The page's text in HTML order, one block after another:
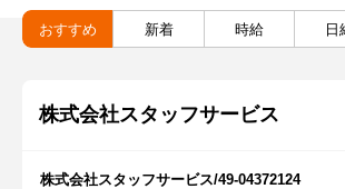
おすすめ 新着 時給 日
株式会社スタッフサービス
株式会社スタッフサービス/49-04372124